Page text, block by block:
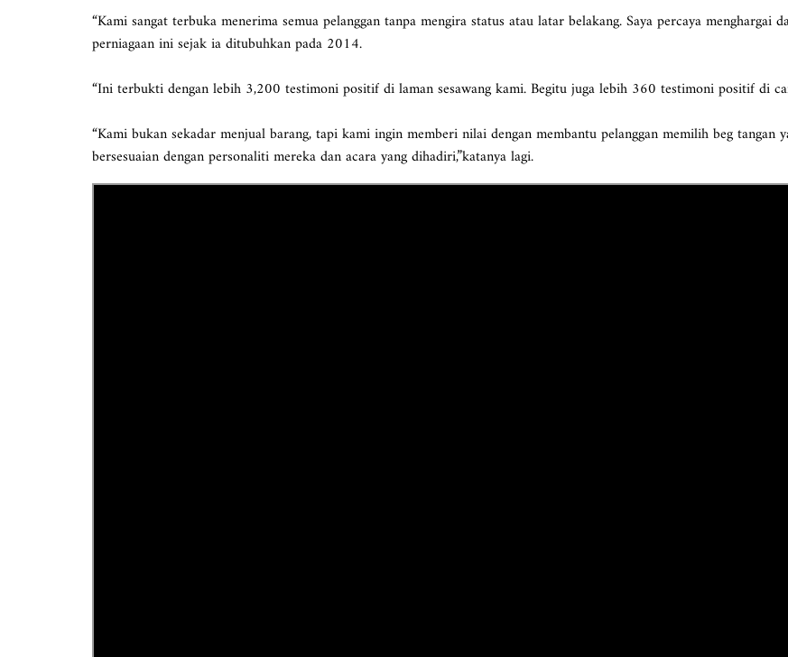
“Kami sangat terbuka menerima semua pelanggan tanpa mengira status atau latar belakang. Saya percaya menghargai
perniagaan ini sejak ia ditubuhkan pada 2014.
“Ini terbukti dengan lebih 3,200 testimoni positif di laman sesawang kami. Begitu juga lebih 360 testimoni positif di
“Kami bukan sekadar menjual barang, tapi kami ingin memberi nilai dengan membantu pelanggan memilih beg tangan
bersesuaian dengan personaliti mereka dan acara yang dihadiri,”katanya lagi.